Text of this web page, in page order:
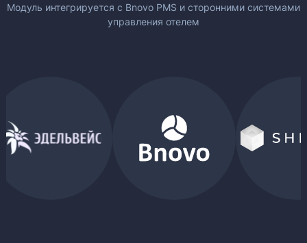
Модуль интегрируется с Bnovo PMS и сторонними системами
управления отелем